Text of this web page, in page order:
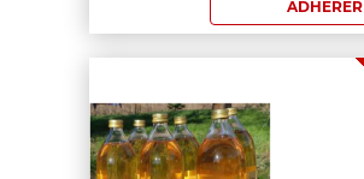
ADHÉRER